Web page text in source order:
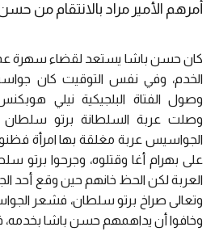
أمرهم الأمير مراد بالانتقام من
كان حسن باشا يستعد لقضاء سهرة
الخدم، وفي نفس التوقيت كان
وصول الفتاة البلجيكية نيلي
وصلت عربة السلطانة برتو سلطان
الجواسيس عربة مغلقة بها امرأة فظنوها
على بهرام أغا وقتلوه، وجرحوا برتو
العربة لكن الحظ خانهم حين وقع أحد
وتعالى صراخ برتو سلطان، فشعر
وخافوا أن يداهمهم حسن باشا بخدمه،